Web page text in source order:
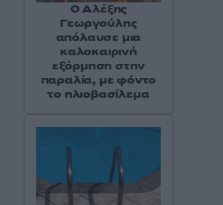
Ο Αλέξης
Γεωργούλης
απόλαυσε μια
καλοκαιρινή
εξόρμηση στην
παραλία, με φόντο
το ηλιοβασίλεμα